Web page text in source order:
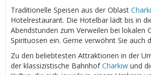
Traditionelle Speisen aus der Oblast
Hotelrestaurant. Die Hotelbar lädt bis in
Abendstunden zum Verweilen bei lokalen
Spirituosen ein. Gerne verwöhnt Sie auch
Zu den beliebtesten Attraktionen in der
der klassizistische BahnhofCharkiw und